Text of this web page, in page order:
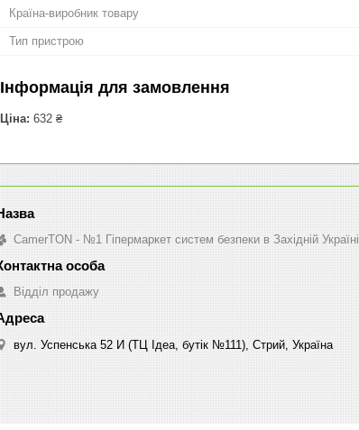
Країна-виробник товару
Тип пристрою
Інформація для замовлення
Ціна: 632 ₴
CamerTON - №1 Гіпермаркет систем безпеки в Західній Україні
Відділ продажу
вул. Успенська 52 И (ТЦ Ідеа, бутік №111), Стрий, Україна